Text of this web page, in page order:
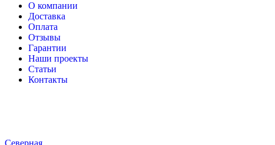
О компании
Доставка
Оплата
Отзывы
Гарантии
Наши проекты
Статьи
Контакты
Северная